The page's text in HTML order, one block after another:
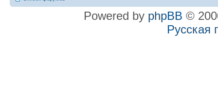
Powered by phpBB ©
Русская